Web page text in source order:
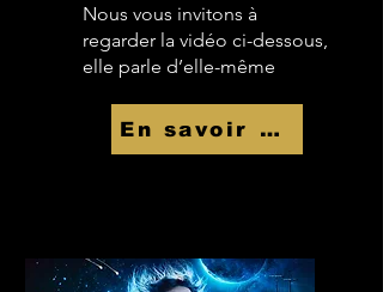
Nous vous invitons à
regarder la vidéo ci-dessous,
elle parle d’elle-même
En savoir Plus